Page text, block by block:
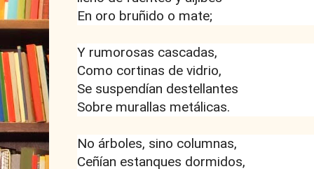
En oro bruñido o mate;
Y rumorosas cascadas,
Como cortinas de vidrio,
Se suspendían destellantes
Sobre murallas metálicas.
No árboles, sino columnas,
Ceñían estanques dormidos,